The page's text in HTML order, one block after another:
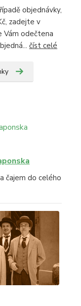
objednávky,
zadejte v
Vám odečtena
číst celé
čajem do celého